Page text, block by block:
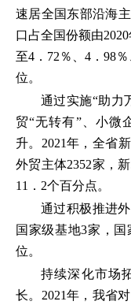
速居全国东部沿海
口占全国份额由
至4．72％、4．98
位。
通过实施“助力
贸“无转有”、小微
升。2021年，全省
外贸主体2352家，
11．2个百分点。
通过积极推进
国家级基地3家，
位。
持续深化市场
长。2021年，我省